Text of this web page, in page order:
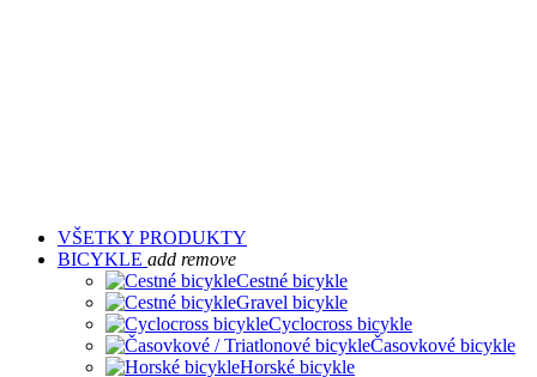
VŠETKY PRODUKTY
BICYKLE add remove
Cestné bicykle
Gravel bicykle
Cyclocross bicykle
Časovkové bicykle
Horské bicykle